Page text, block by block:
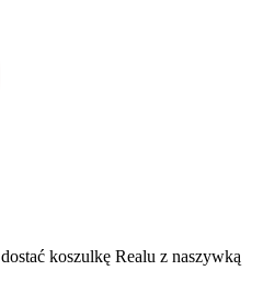
koszulkę Realu z naszywką